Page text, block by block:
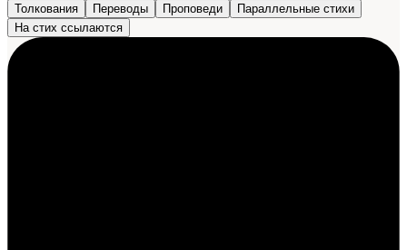
Толкования Переводы Проповеди
Параллельные стихи
На стих ссылаются